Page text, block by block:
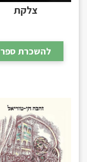
צלקת
להשכרת ספר